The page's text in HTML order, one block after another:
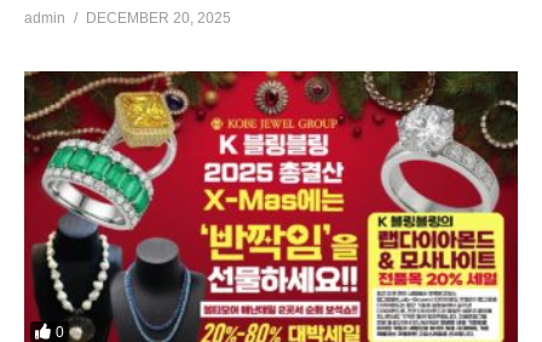
admin DECEMBER 20, 2025
0